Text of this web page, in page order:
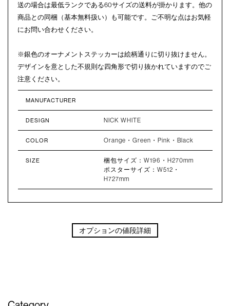
送の場合は最低ランクである60サイズの送料が掛かります。他の
商品との同梱（基本無料扱い）も可能です。ご不明な点はお気軽
にお問い合わせください。
※銀色のオーナメントステッカーは絵柄通りに切り抜けません。
デザインを意とした不規則な四角形で切り抜かれていますのでご
注意ください。
MANUFACTURER
DESIGN NICK WHITE
COLOR Orange・Green・Pink・Black
SIZE
梱包サイズ：W196・H270mm
ポスターサイズ：W512・
H727mm
オプションの値段詳細